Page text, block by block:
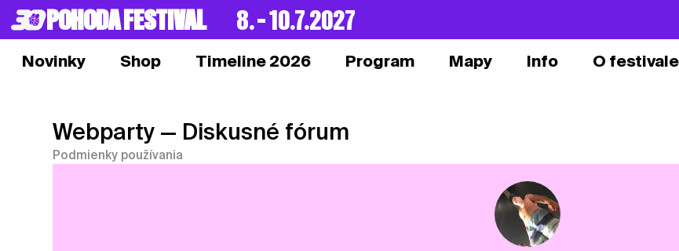
POHODA FESTIVAL 8. – 10.7.2027
Novinky Shop Timeline 2026 Program Mapy Info O festivale
Webparty — Diskusné fórum
Podmienky používania